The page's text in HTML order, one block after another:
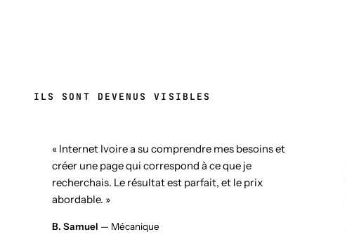
ILS SONT DEVENUS VISIBLES
« Internet Ivoire a su comprendre mes besoins et
créer une page qui correspond à ce que je
recherchais. Le résultat est parfait, et le prix
abordable. »
B. Samuel — Mécanique